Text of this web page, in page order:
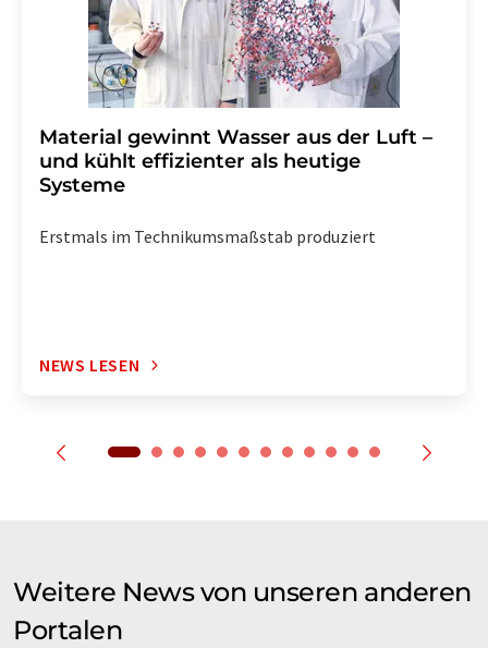
Material gewinnt Wasser aus der Luft –
und kühlt effizienter als heutige
Systeme
Erstmals im Technikumsmaßstab produziert
NEWS LESEN
Weitere News von unseren anderen
Portalen